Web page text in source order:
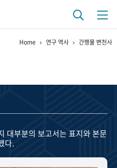
구 역사
연구자들
Home 연구 역사 간행물 변천사
대부분의 보고서는 표지와 본문
다.